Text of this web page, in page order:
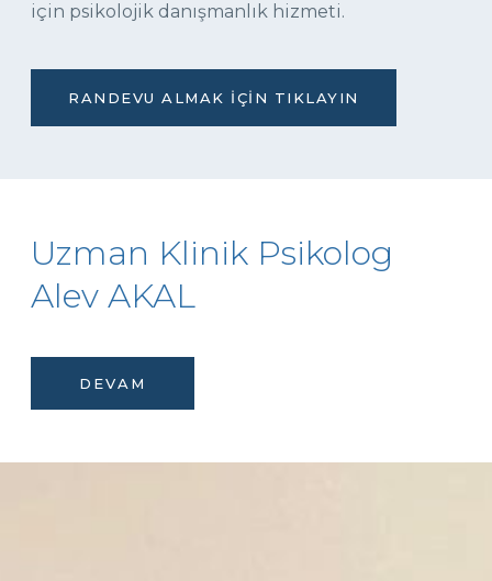
için psikolojik danışmanlık hizmeti.
RANDEVU ALMAK İÇIN TIKLAYIN
Uzman Klinik Psikolog
Alev AKAL
DEVAM